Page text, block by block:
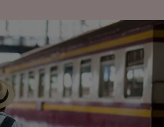
zur Identifikation
von oder Zugriff auf
Endgerät.
und Inhalte, Messung
der Performance von
sowie